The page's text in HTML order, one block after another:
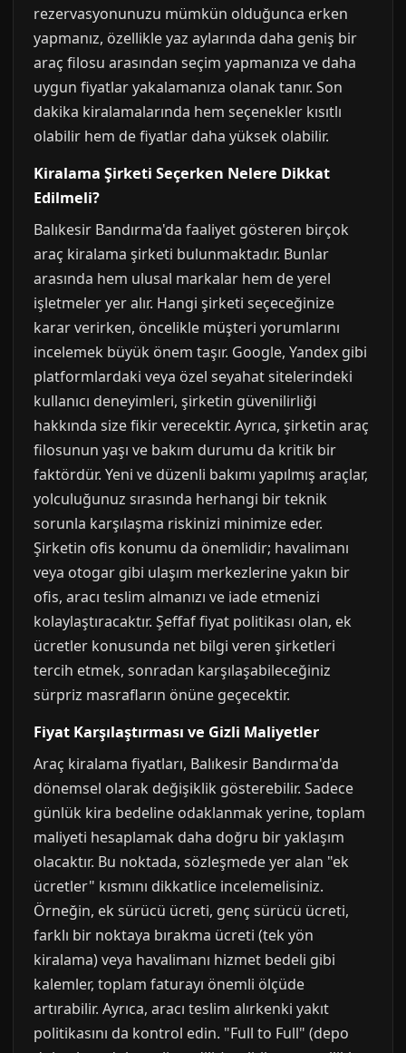
rezervasyonunuzu mümkün olduğunca erken
yapmanız, özellikle yaz aylarında daha geniş bir
araç filosu arasından seçim yapmanıza ve daha
uygun fiyatlar yakalamanıza olanak tanır. Son
dakika kiralamalarında hem seçenekler kısıtlı
olabilir hem de fiyatlar daha yüksek olabilir.
Kiralama Şirketi Seçerken Nelere Dikkat
Edilmeli?
Balıkesir Bandırma'da faaliyet gösteren birçok
araç kiralama şirketi bulunmaktadır. Bunlar
arasında hem ulusal markalar hem de yerel
işletmeler yer alır. Hangi şirketi seçeceğinize
karar verirken, öncelikle müşteri yorumlarını
incelemek büyük önem taşır. Google, Yandex gibi
platformlardaki veya özel seyahat sitelerindeki
kullanıcı deneyimleri, şirketin güvenilirliği
hakkında size fikir verecektir. Ayrıca, şirketin araç
filosunun yaşı ve bakım durumu da kritik bir
faktördür. Yeni ve düzenli bakımı yapılmış araçlar,
yolculuğunuz sırasında herhangi bir teknik
sorunla karşılaşma riskinizi minimize eder.
Şirketin ofis konumu da önemlidir; havalimanı
veya otogar gibi ulaşım merkezlerine yakın bir
ofis, aracı teslim almanızı ve iade etmenizi
kolaylaştıracaktır. Şeffaf fiyat politikası olan, ek
ücretler konusunda net bilgi veren şirketleri
tercih etmek, sonradan karşılaşabileceğiniz
sürpriz masrafların önüne geçecektir.
Fiyat Karşılaştırması ve Gizli Maliyetler
Araç kiralama fiyatları, Balıkesir Bandırma'da
dönemsel olarak değişiklik gösterebilir. Sadece
günlük kira bedeline odaklanmak yerine, toplam
maliyeti hesaplamak daha doğru bir yaklaşım
olacaktır. Bu noktada, sözleşmede yer alan "ek
ücretler" kısmını dikkatlice incelemelisiniz.
Örneğin, ek sürücü ücreti, genç sürücü ücreti,
farklı bir noktaya bırakma ücreti (tek yön
kiralama) veya havalimanı hizmet bedeli gibi
kalemler, toplam faturayı önemli ölçüde
artırabilir. Ayrıca, aracı teslim alırkenki yakıt
politikasını da kontrol edin. "Full to Full" (depo